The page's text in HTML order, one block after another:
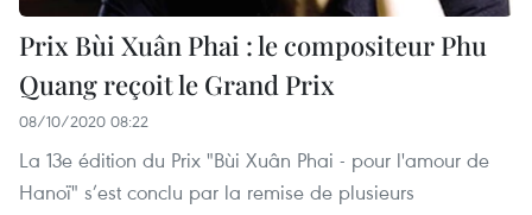
Prix Bùi Xuân Phai : le compositeur Phu
Quang reçoit le Grand Prix
08/10/2020 08:22
La 13e édition du Prix "Bùi Xuân Phai - pour l'amour de
Hanoï" s’est conclu par la remise de plusieurs